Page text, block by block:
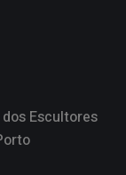
Escultores